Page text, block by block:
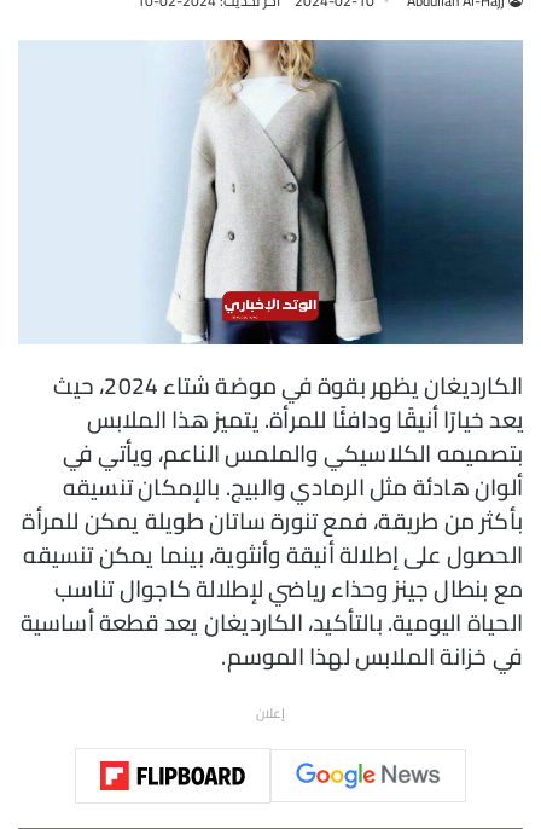
الكارديغان يظهر بقوة في موضة شتاء 2024، حيث
يعد خيارًا أنيقًا ودافئًا للمرأة. يتميز هذا الملابس
بتصميمه الكلاسيكي والملمس الناعم، ويأتي في
ألوان هادئة مثل الرمادي والبيج. بالإمكان تنسيقه
بأكثر من طريقة، فمع تنورة ساتان طويلة يمكن للمرأة
الحصول على إطلالة أنيقة وأنثوية، بينما يمكن تنسيقه
مع بنطال جينز وحذاء رياضي لإطلالة كاجوال تناسب
الحياة اليومية. بالتأكيد، الكارديغان يعد قطعة أساسية
في خزانة الملابس لهذا الموسم.
إعلان